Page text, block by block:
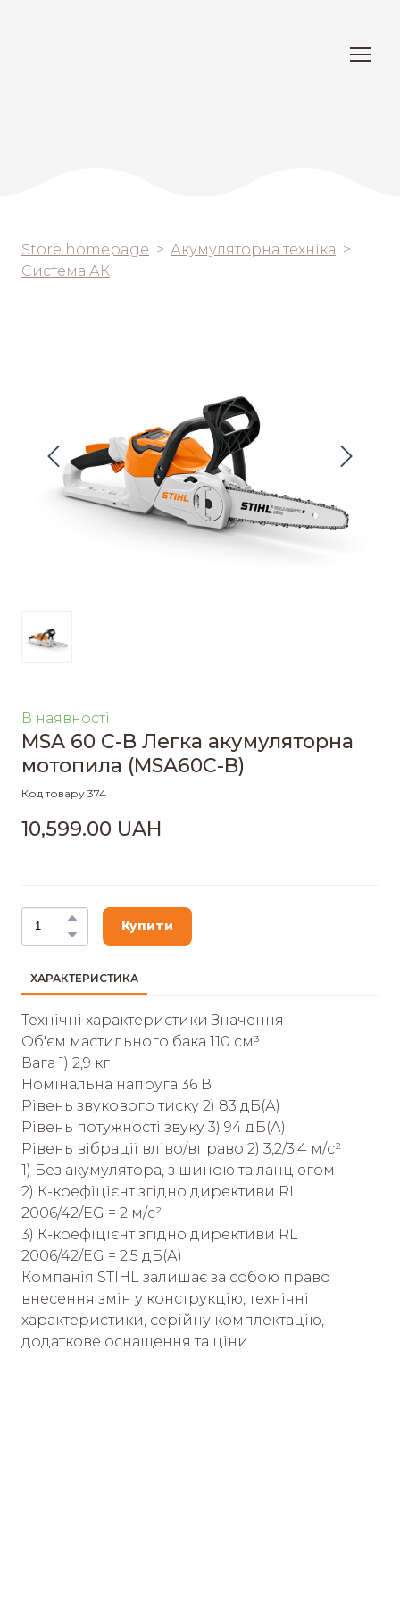
Store homepage
Акумуляторна техніка
Система АК
В наявності
MSA 60 C-B Легка акумуляторна
мотопила (MSA60C-B)
Код товару 374
10,599.00 UAH
Купити
ХАРАКТЕРИСТИКА
Технічні характеристики Значення
Об'єм мастильного бака 110 см³
Вага 1) 2,9 кг
Номінальна напруга 36 В
Рівень звукового тиску 2) 83 дБ(А)
Рівень потужності звуку 3) 94 дБ(А)
Рівень вібрації вліво/вправо 2) 3,2/3,4 м/с²
1) Без акумулятора, з шиною та ланцюгом
2) К-коефіцієнт згідно директиви RL
2006/42/EG = 2 м/с²
3) К-коефіцієнт згідно директиви RL
2006/42/EG = 2,5 дБ(А)
Компанія STIHL залишає за собою право
внесення змін у конструкцію, технічні
характеристики, серійну комплектацію,
додаткове оснащення та ціни.